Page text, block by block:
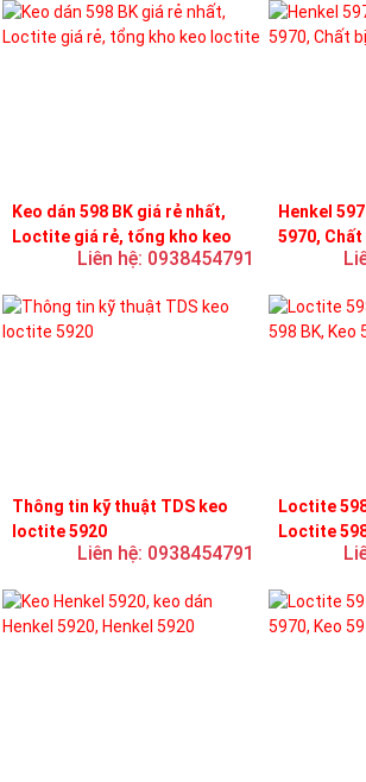
Keo dán 598 BK giá rẻ nhất,
Loctite giá rẻ, tổng kho keo
Liên hệ: 0938454791
Henkel
5970,
Thông tin kỹ thuật TDS keo
loctite 5920
Liên hệ: 0938454791
Loctite
Loctite